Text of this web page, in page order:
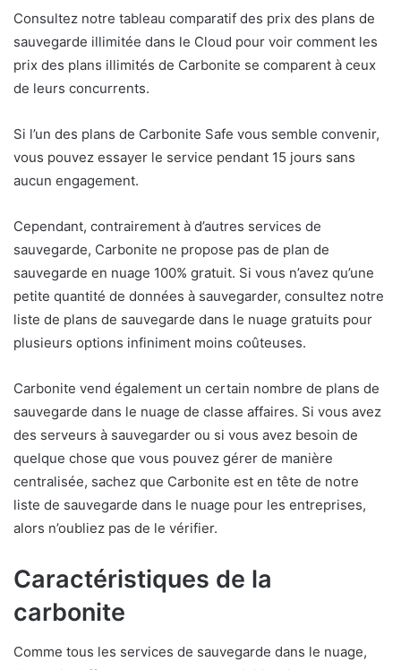
Consultez notre tableau comparatif des prix des plans de
sauvegarde illimitée dans le Cloud pour voir comment les
prix des plans illimités de Carbonite se comparent à ceux
de leurs concurrents.
Si l’un des plans de Carbonite Safe vous semble convenir,
vous pouvez essayer le service pendant 15 jours sans
aucun engagement.
Cependant, contrairement à d’autres services de
sauvegarde, Carbonite ne propose pas de plan de
sauvegarde en nuage 100% gratuit. Si vous n’avez qu’une
petite quantité de données à sauvegarder, consultez notre
liste de plans de sauvegarde dans le nuage gratuits pour
plusieurs options infiniment moins coûteuses.
Carbonite vend également un certain nombre de plans de
sauvegarde dans le nuage de classe affaires. Si vous avez
des serveurs à sauvegarder ou si vous avez besoin de
quelque chose que vous pouvez gérer de manière
centralisée, sachez que Carbonite est en tête de notre
liste de sauvegarde dans le nuage pour les entreprises,
alors n’oubliez pas de le vérifier.
Caractéristiques de la
carbonite
Comme tous les services de sauvegarde dans le nuage,